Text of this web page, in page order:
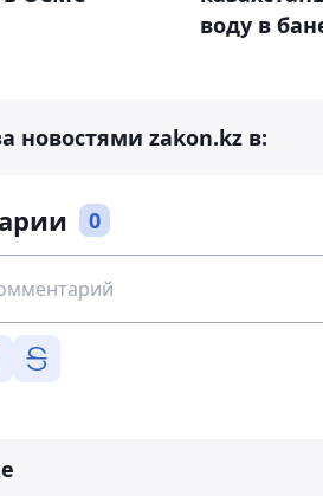
воду в
новостями zakon.kz в:
0